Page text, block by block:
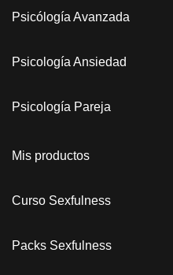
Psicólogía Avanzada
Psicología Ansiedad
Psicología Pareja
Mis productos
Curso Sexfulness
Packs Sexfulness